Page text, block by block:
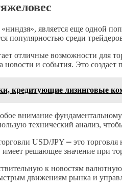
«ниндзя», является еще
популярностью среди
отличные возможности для
новости и события. Это
кредитующие лизинговые
внимание
технический анализ,
USD/JPY ⎼ это
решающее значение при
к новостям
движениям рынка и